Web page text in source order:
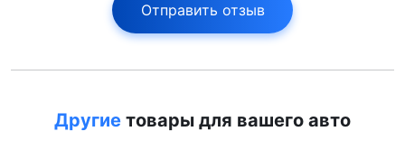
Отправить отзыв
Другие товары для вашего авто